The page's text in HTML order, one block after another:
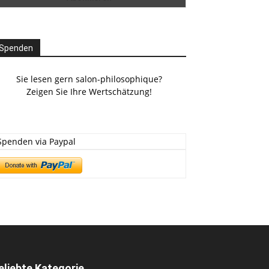
Sie lesen gern salon-philosophique?
Zeigen Sie Ihre Wertschätzung!
via Paypal